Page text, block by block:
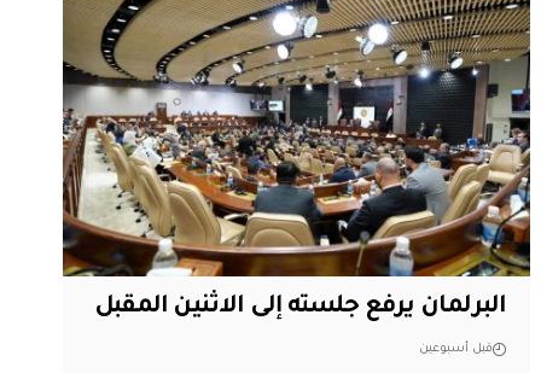
البرلمان يرفع جلسته إلى الاثنين المقبل
قبل أسبوعين